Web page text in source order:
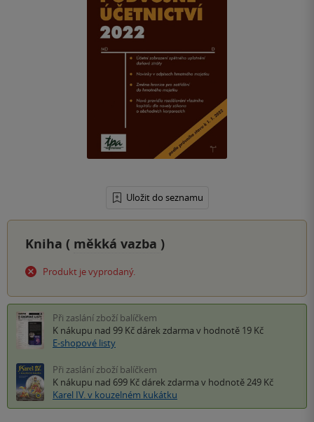
Uložit do seznamu
Kniha ( měkká vazba )
Produkt je vyprodaný.
Při zaslání zboží balíčkem
K nákupu nad 99 Kč dárek zdarma v hodnotě 19 Kč
E-shopové listy
Při zaslání zboží balíčkem
K nákupu nad 699 Kč dárek zdarma v hodnotě 249 Kč
Karel IV. v kouzelném kukátku